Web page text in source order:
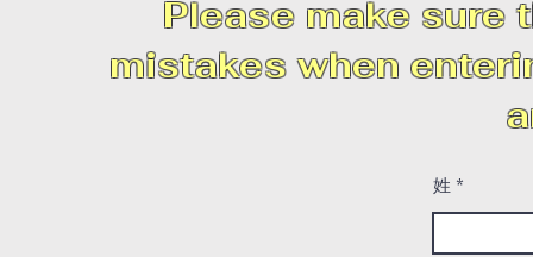
Please make sure
mistakes when
姓